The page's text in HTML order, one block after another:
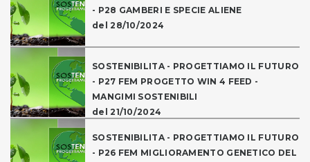
- P28 GAMBERI E SPECIE ALIENE
del 28/10/2024
SOSTENIBILITA - PROGETTIAMO IL FUTURO
- P27 FEM PROGETTO WIN 4 FEED -
MANGIMI SOSTENIBILI
del 21/10/2024
SOSTENIBILITA - PROGETTIAMO IL FUTURO
- P26 FEM MIGLIORAMENTO GENETICO DEL